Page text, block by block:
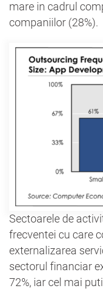
mare in cadrul
companiilor (28%).
Sectoarele de
frecventei cu care
externalizarea
sectorul financiar
72%, iar cel mai